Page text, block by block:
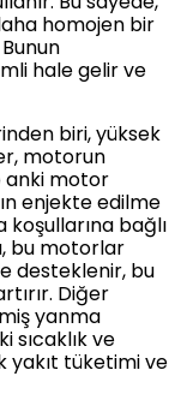
homojen bir
hale gelir ve
biri, yüksek
motorun
anki motor
enjekte edilme
koşullarına bağlı
bu motorlar
desteklenir, bu
Diğer
yanma
sıcaklık ve
yakıt tüketimi ve